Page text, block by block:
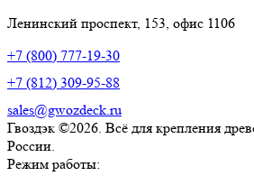
Ленинский проспект, 153, офис 1106
+7 (800) 777-19-30
+7 (812) 309-95-88
sales@gwozdeck.ru
Гвоздэк ©2026. Всё для крепления
России.
Режим работы: